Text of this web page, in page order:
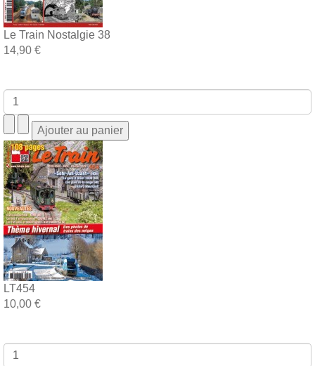
Le Train Nostalgie 38
14,90 €
LT454
10,00 €